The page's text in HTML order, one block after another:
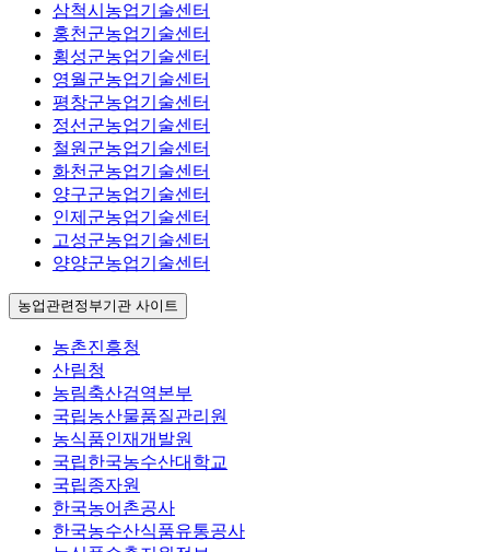
삼척시농업기술센터
홍천군농업기술센터
횡성군농업기술센터
영월군농업기술센터
평창군농업기술센터
정선군농업기술센터
철원군농업기술센터
화천군농업기술센터
양구군농업기술센터
인제군농업기술센터
고성군농업기술센터
양양군농업기술센터
농업관련정부기관 사이트
농촌진흥청
산림청
농림축산검역본부
국립농산물품질관리원
농식품인재개발원
국립한국농수산대학교
국립종자원
한국농어촌공사
한국농수산식품유통공사